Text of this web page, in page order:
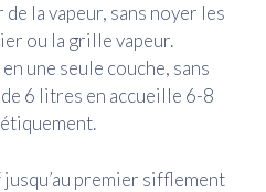
la vapeur, sans noyer les
ou la grille vapeur.
une seule couche, sans
6 litres en accueille 6-8
premier sifflement